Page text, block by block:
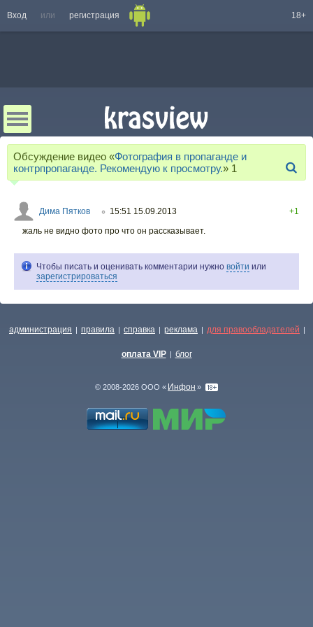
Вход или регистрация 18+
Обсуждение видео «Фотография в пропаганде и
контрпропаганде. Рекомендую к просмотру.» 1
Дима Пятков ○ 15:51 15.09.2013
+1
жаль не видно фото про что он рассказывает.
Чтобы писать и оценивать комментарии нужно войти или
зарегистрироваться
администрация | правила | справка | реклама | для правообладателей |
оплата VIP | блог
© 2008-2026 ООО « Инфон »